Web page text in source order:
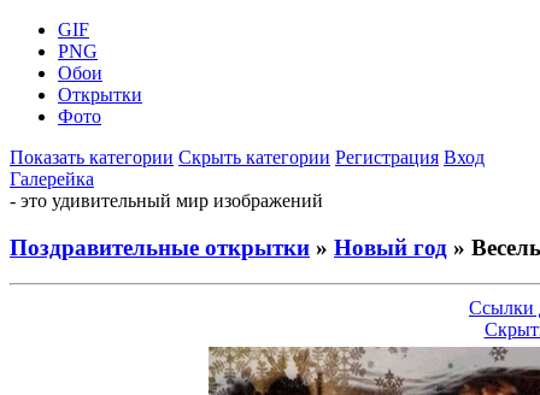
GIF
PNG
Обои
Открытки
Фото
Показать категории Скрыть категории Регистрация Вход
Галерейка
- это удивительный мир изображений
Поздравительные открытки » Новый год »
Ссылки